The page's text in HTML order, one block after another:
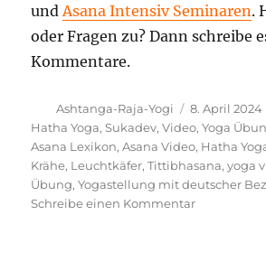
und Asana Intensiv Seminaren.
oder Fragen zu? Dann schreibe
Kommentare.
Autor
Ashtanga-Raja-Yogi
Veröffentlicht
am
8. April 2024
Hatha Yoga,Sukadev,Video,Yoga
Asana Lexikon,Asana Video, Hatha
Krähe, Leuchtkäfer,Tittibhasana,yoga
Übung,Yogastellung mit deutscher
Schreibe einen Kommentarzu